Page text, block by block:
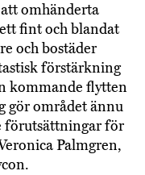
omhänderta
fint och blandat
och bostäder
förstärkning
kommande flytten
gör området ännu
förutsättningar för
Palmgren,